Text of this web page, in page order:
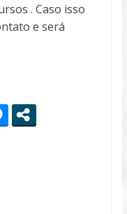
. Caso isso
e será